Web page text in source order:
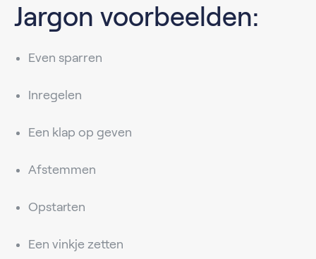
Jargon voorbeelden:
Even sparren
Inregelen
Een klap op geven
Afstemmen
Opstarten
Een vinkje zetten